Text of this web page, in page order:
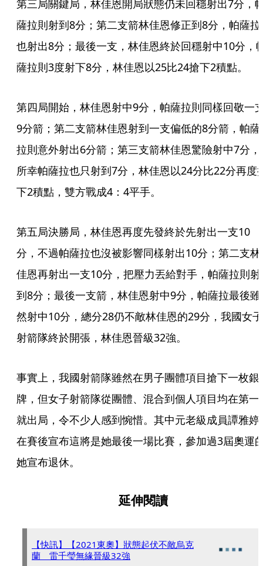
第三局關鍵局，林佳恩開局狀態仍未回穩射出7分，
薩拉則射到8分；第二支箭林佳恩修正到8分，帕薩拉
也射出8分；最後一支，林佳恩終於回穩射中10分，
薩拉則3度射下8分，林佳恩以25比24搶下2積點。
第四局開始，林佳恩射中9分，帕薩拉則同樣回敬一
9分箭；第二支箭林佳恩射到一支偏低的8分箭，帕薩
拉則意外射出6分箭；第三支箭林佳恩驚險射中7分，
所幸帕薩拉也只射到7分，林佳恩以24分比22分再度
下2積點，雙方戰成4：4平手。
第五局決勝局，林佳恩再度先發終於先射出一支10
分，不過帕薩拉也沒被影響同樣射出10分；第二支林
佳恩再射出一支10分，把壓力丟給對手，帕薩拉則射
到8分；最後一支箭，林佳恩射中9分，帕薩拉最後雖
然射中10分，總分28仍不敵林佳恩的29分，我國女子
射箭隊終於開張，林佳恩晉級32強。
事實上，我國射箭隊雖然在男子團體項目搶下一枚銀
牌，但女子射箭隊從團體、混合到個人項目均在第一
就出局，令不少人感到惋惜。其中元老級成員譚雅婷
在賽後宣布這將是她最後一場比賽，參加過3屆奧運
她宣布退休。
延伸閱讀
【快訊】【2021東奧】狀態起伏不敵烏克
蘭 雷千瑩無緣晉級32強